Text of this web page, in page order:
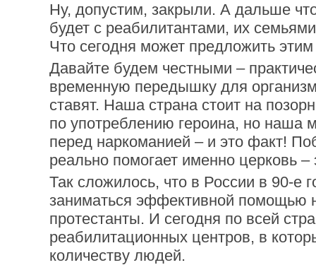
Ну, допустим, закрыли. А дальше
будет с реабилитантами, их
Что сегодня может предложить
Давайте будем честными –
временную передышку для
ставят. Наша страна стоит на
по употреблению героина, но наша
перед наркоманией – и это факт!
реально помогает именно церковь
Так сложилось, что в России в 90-е
заниматься эффективной помощью
протестанты. И сегодня по всей
реабилитационных центров, в
количеству людей.